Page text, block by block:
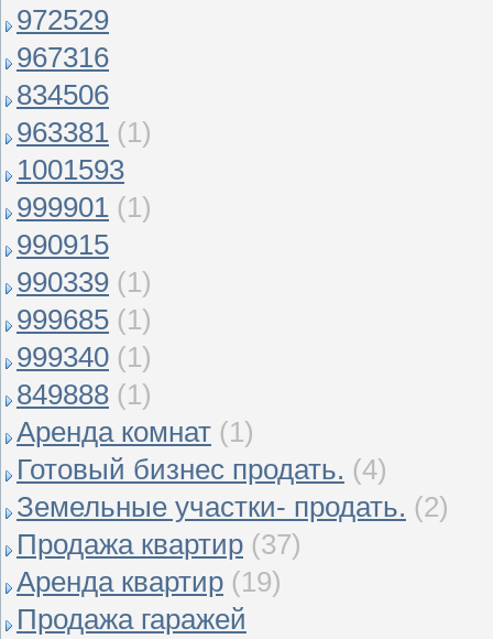
972529
967316
834506
963381 (1)
1001593
999901 (1)
990915
990339 (1)
999685 (1)
999340 (1)
849888 (1)
Аренда комнат (1)
Готовый бизнес продать. (4)
Земельные участки- продать. (2)
Продажа квартир (37)
Аренда квартир (19)
Продажа гаражей